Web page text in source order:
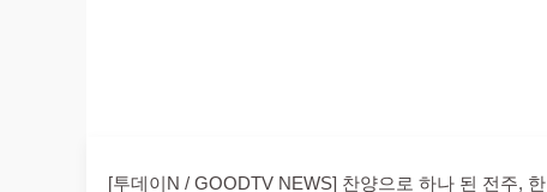
[투데이N / GOODTV NEWS] 찬양으로 하나 된 전주, 한